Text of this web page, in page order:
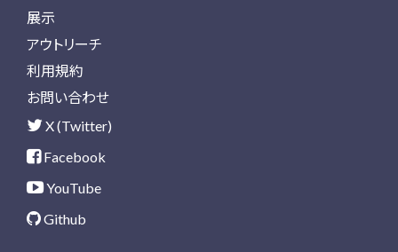
展示
アウトリーチ
利用規約
お問い合わせ
X (Twitter)
Facebook
YouTube
Github